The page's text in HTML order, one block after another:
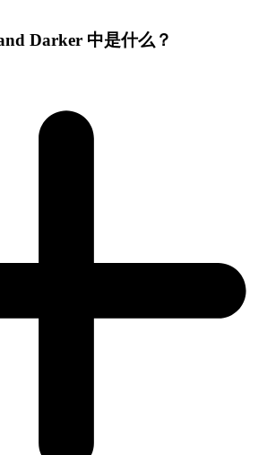
Darker 中是什么？